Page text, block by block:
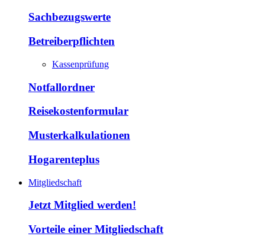
Sachbezugswerte
Betreiberpflichten
Kassenprüfung
Notfallordner
Reisekostenformular
Musterkalkulationen
Hogarenteplus
Mitgliedschaft
Jetzt Mitglied werden!
Vorteile einer Mitgliedschaft